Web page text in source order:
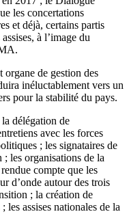
les concertations
et déjà, certains partis
à l’image du
de gestion des
inéluctablement vers un
pour la stabilité du pays.
délégation de
avec les forces
; les signataires de
les organisations de la
compte que les
d’onde autour des trois
; la création de
les assises nationales de la